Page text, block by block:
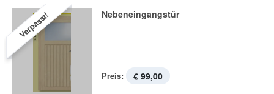
Verpasst! Nebeneingangstür
Preis: € 99,00